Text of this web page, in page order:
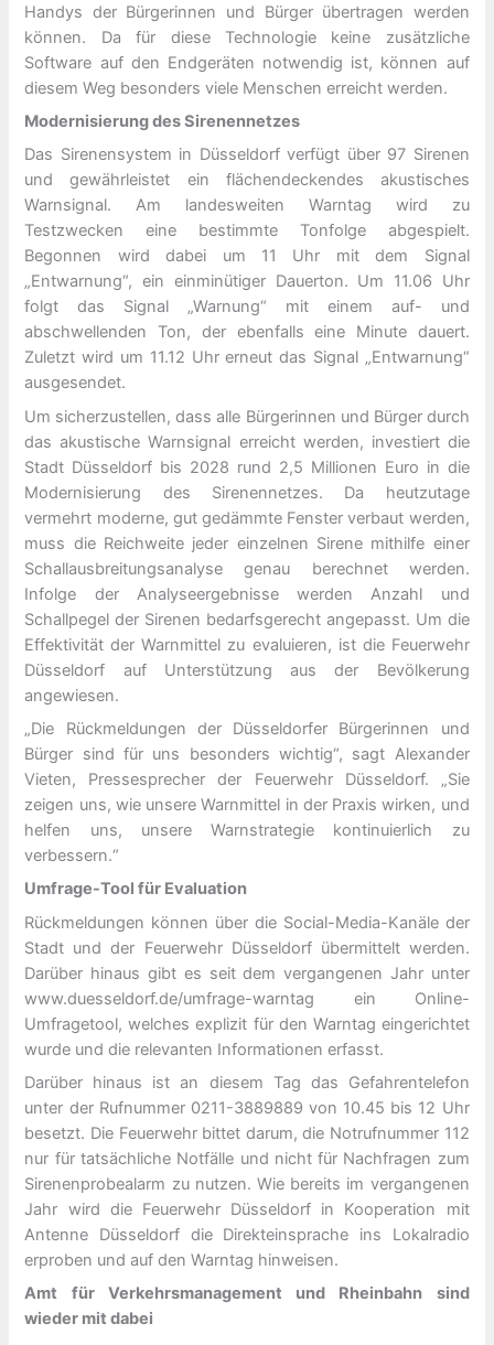
Handys der Bürgerinnen und Bürger übertragen werden
können. Da für diese Technologie keine zusätzliche
Software auf den Endgeräten notwendig ist, können auf
diesem Weg besonders viele Menschen erreicht werden.
Modernisierung des Sirenennetzes
Das Sirenensystem in Düsseldorf verfügt über 97 Sirenen
und gewährleistet ein flächendeckendes akustisches
Warnsignal. Am landesweiten Warntag wird zu
Testzwecken eine bestimmte Tonfolge abgespielt.
Begonnen wird dabei um 11 Uhr mit dem Signal
„Entwarnung“, ein einminütiger Dauerton. Um 11.06 Uhr
folgt das Signal „Warnung“ mit einem auf- und
abschwellenden Ton, der ebenfalls eine Minute dauert.
Zuletzt wird um 11.12 Uhr erneut das Signal „Entwarnung“
ausgesendet.
Um sicherzustellen, dass alle Bürgerinnen und Bürger durch
das akustische Warnsignal erreicht werden, investiert die
Stadt Düsseldorf bis 2028 rund 2,5 Millionen Euro in die
Modernisierung des Sirenennetzes. Da heutzutage
vermehrt moderne, gut gedämmte Fenster verbaut werden,
muss die Reichweite jeder einzelnen Sirene mithilfe einer
Schallausbreitungsanalyse genau berechnet werden.
Infolge der Analyseergebnisse werden Anzahl und
Schallpegel der Sirenen bedarfsgerecht angepasst. Um die
Effektivität der Warnmittel zu evaluieren, ist die Feuerwehr
Düsseldorf auf Unterstützung aus der Bevölkerung
angewiesen.
„Die Rückmeldungen der Düsseldorfer Bürgerinnen und
Bürger sind für uns besonders wichtig“, sagt Alexander
Vieten, Pressesprecher der Feuerwehr Düsseldorf. „Sie
zeigen uns, wie unsere Warnmittel in der Praxis wirken, und
helfen uns, unsere Warnstrategie kontinuierlich zu
verbessern.“
Umfrage-Tool für Evaluation
Rückmeldungen können über die Social-Media-Kanäle der
Stadt und der Feuerwehr Düsseldorf übermittelt werden.
Darüber hinaus gibt es seit dem vergangenen Jahr unter
www.duesseldorf.de/umfrage-warntag ein Online-
Umfragetool, welches explizit für den Warntag eingerichtet
wurde und die relevanten Informationen erfasst.
Darüber hinaus ist an diesem Tag das Gefahrentelefon
unter der Rufnummer 0211-3889889 von 10.45 bis 12 Uhr
besetzt. Die Feuerwehr bittet darum, die Notrufnummer 112
nur für tatsächliche Notfälle und nicht für Nachfragen zum
Sirenenprobealarm zu nutzen. Wie bereits im vergangenen
Jahr wird die Feuerwehr Düsseldorf in Kooperation mit
Antenne Düsseldorf die Direkteinsprache ins Lokalradio
erproben und auf den Warntag hinweisen.
Amt für Verkehrsmanagement und Rheinbahn sind
wieder mit dabei